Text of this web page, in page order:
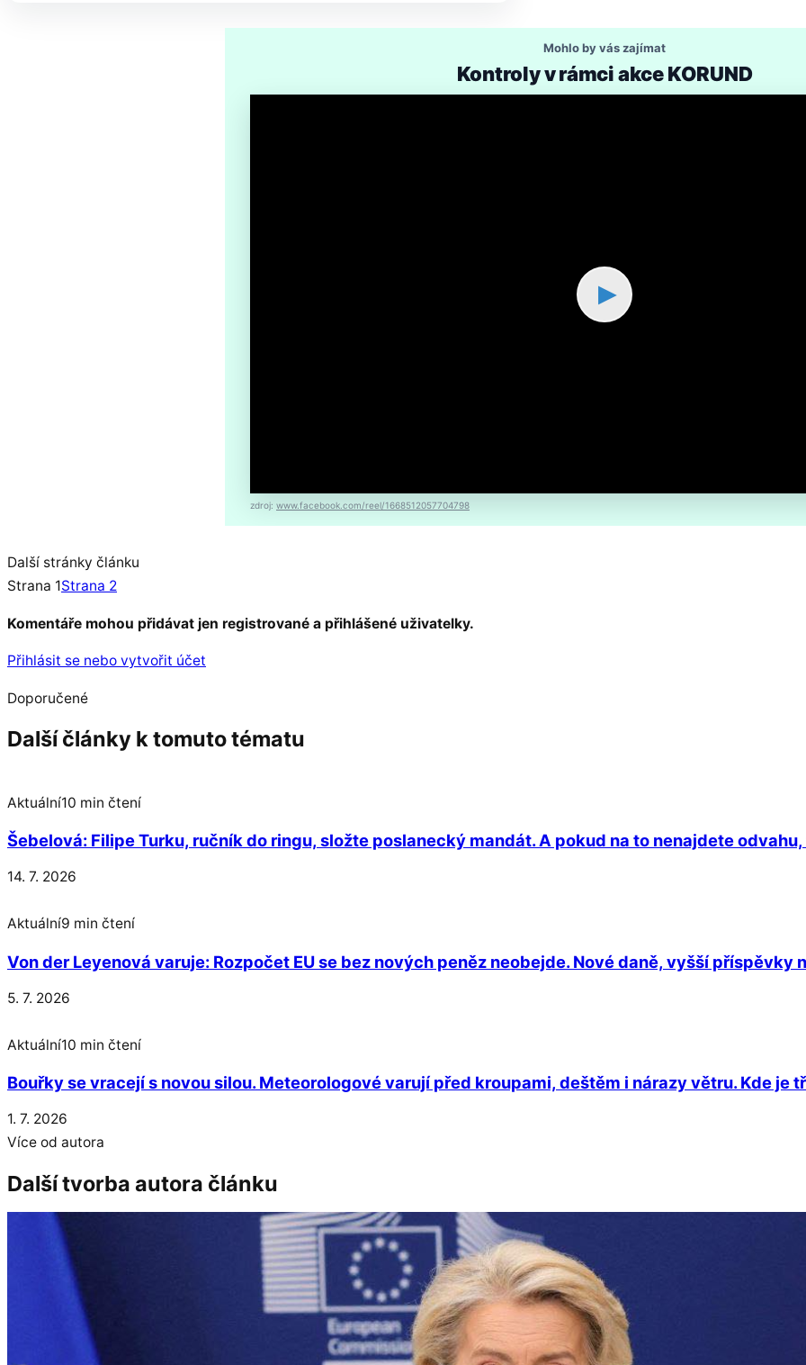
Mohlo by vás zajímat
Kontroly v rámci akce KORUND
▶
zdroj: www.facebook.com/reel/1668512057704798
Další stránky článku
Strana 1Strana 2
Komentáře mohou přidávat jen registrované a přihlášené uživatelky.
Přihlásit se nebo vytvořit účet
Doporučené
Další články k tomuto tématu
Aktuální10 min čtení
Šebelová: Filipe Turku, ručník do ringu, složte poslanecký mandát. A pokud na to nenajdete
14. 7. 2026
Aktuální9 min čtení
Von der Leyenová varuje: Rozpočet EU se bez nových peněz neobejde. Nové daně, vyšší příspěvky
5. 7. 2026
Aktuální10 min čtení
Bouřky se vracejí s novou silou. Meteorologové varují před kroupami, deštěm i nárazy větru. Kde je
1. 7. 2026
Více od autora
Další tvorba autora článku